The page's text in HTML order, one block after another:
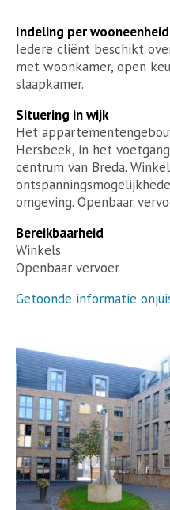
Indeling per wooneenheid
Iedere cliënt beschikt
met woonkamer, open
slaapkamer.
Situering in wijk
Het
Hersbeek, in het
centrum van Breda.
omgeving. Openbaar
Bereikbaarheid
Winkels
Openbaar vervoer
Getoonde informatie